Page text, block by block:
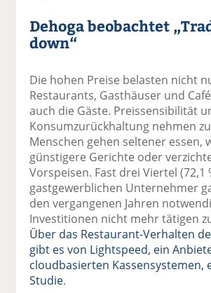
Dehoga beobachtet
down“
Die hohen Preise belasten nicht
Restaurants, Gasthäuser und
auch die Gäste. Preissensibilität
Konsumzurückhaltung nehmen
Menschen gehen seltener essen,
günstigere Gerichte oder
Vorspeisen. Fast drei Viertel (72,1
gastgewerblichen Unternehmer
den vergangenen Jahren
Investitionen nicht mehr tätigen
Über das Restaurant-Verhalten
gibt es von Lightspeed, ein
cloudbasierten Kassensystemen,
Studie.